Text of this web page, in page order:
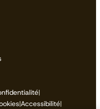
|
|Accessibilité|